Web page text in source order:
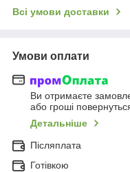
Всі умови доставки
Умови оплати
Ви отримаєте
або гроші
Детальніше
Післяплата
Готівкою